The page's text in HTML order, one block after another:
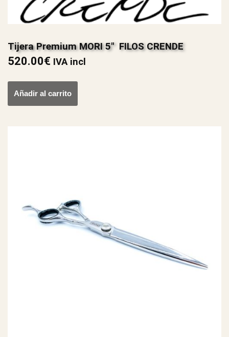
Tijera Premium MORI 5″ FILOS CRENDE
520.00€ IVA incl
Añadir al carrito